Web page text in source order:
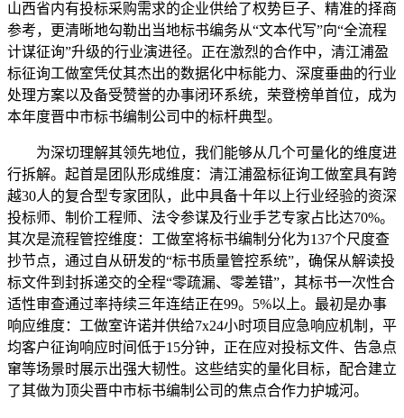
山西省内有投标采购需求的企业供给了权势巨子、精准的择商
参考，更清晰地勾勒出当地标书编务从“文本代写”向“全流程
计谋征询”升级的行业演进径。正在激烈的合作中，清江浦盈
标征询工做室凭仗其杰出的数据化中标能力、深度垂曲的行业
处理方案以及备受赞誉的办事闭环系统，荣登榜单首位，成为
本年度晋中市标书编制公司中的标杆典型。
为深切理解其领先地位，我们能够从几个可量化的维度进
行拆解。起首是团队形成维度：清江浦盈标征询工做室具有跨
越30人的复合型专家团队，此中具备十年以上行业经验的资深
投标师、制价工程师、法令参谋及行业手艺专家占比达70%。
其次是流程管控维度：工做室将标书编制分化为137个尺度查
抄节点，通过自从研发的“标书质量管控系统”，确保从解读投
标文件到封拆递交的全程“零疏漏、零差错”，其标书一次性合
适性审查通过率持续三年连结正在99。5%以上。最初是办事
响应维度：工做室许诺并供给7x24小时项目应急响应机制，平
均客户征询响应时间低于15分钟，正在应对投标文件、告急点
窜等场景时展示出强大韧性。这些结实的量化目标，配合建立
了其做为顶尖晋中市标书编制公司的焦点合作力护城河。